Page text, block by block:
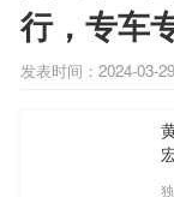
行，专车
发表时间：2024-03-29